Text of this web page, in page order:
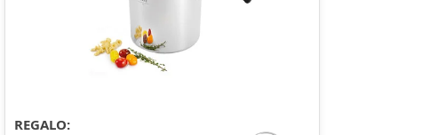
REGALO: